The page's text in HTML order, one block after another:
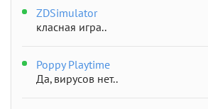
ZDSimulator
класная игра..
Poppy Playtime
Да, вирусов нет..